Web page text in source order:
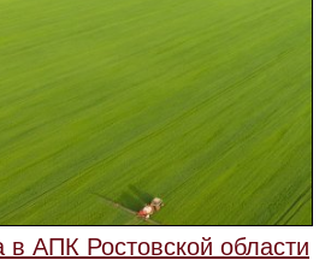
в АПК Ростовской области